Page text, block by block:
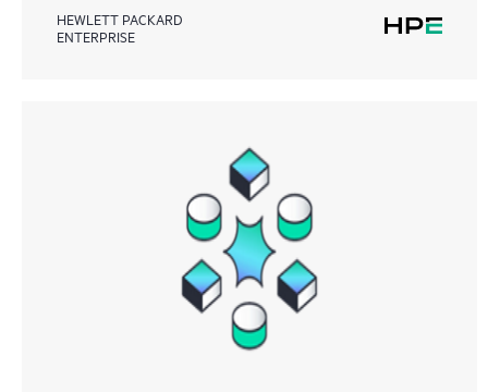
HEWLETT PACKARD
ENTERPRISE